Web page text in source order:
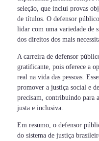
seleção, que inclui provas
de títulos. O defensor
lidar com uma variedade de
dos direitos dos mais
A carreira de defensor
gratificante, pois oferece a
real na vida das pessoas.
promover a justiça social e
precisam, contribuindo para
justa e inclusiva.
Em resumo, o defensor
do sistema de justiça